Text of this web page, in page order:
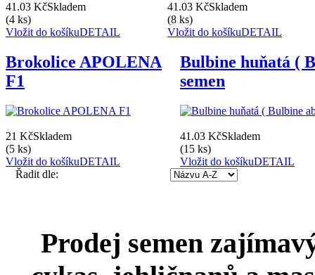
41.03 KčSkladem
(4 ks)
Vložit do košíkuDETAIL
41.03 KčSkladem
(8 ks)
Vložit do košíkuDETAIL
Brokolice APOLENA
F1
Bulbine huňatá (
semen
21 KčSkladem
(5 ks)
Vložit do košíkuDETAIL
41.03 KčSkladem
(15 ks)
Vložit do košíkuDETAIL
Řadit dle:
Prodej semen